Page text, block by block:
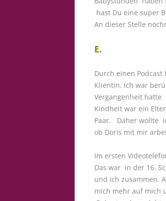
hast Du eine super
An dieser Stelle
E.
Durch einen
Klientin. Ich war
Vergangenheit hatte
Kindheit war ein
Paar. Daher wollte
ob Doris mit mir
Im ersten
Das war in der 16.
und ich zusammen.
mich mehr auf mich